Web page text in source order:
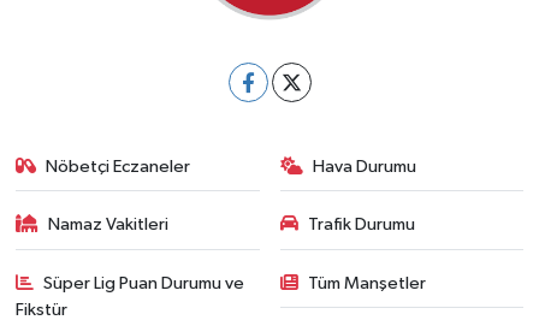
Nöbetçi Eczaneler Hava Durumu
Namaz Vakitleri Trafik Durumu
Süper Lig Puan Durumu ve
Fikstür
Tüm Manşetler